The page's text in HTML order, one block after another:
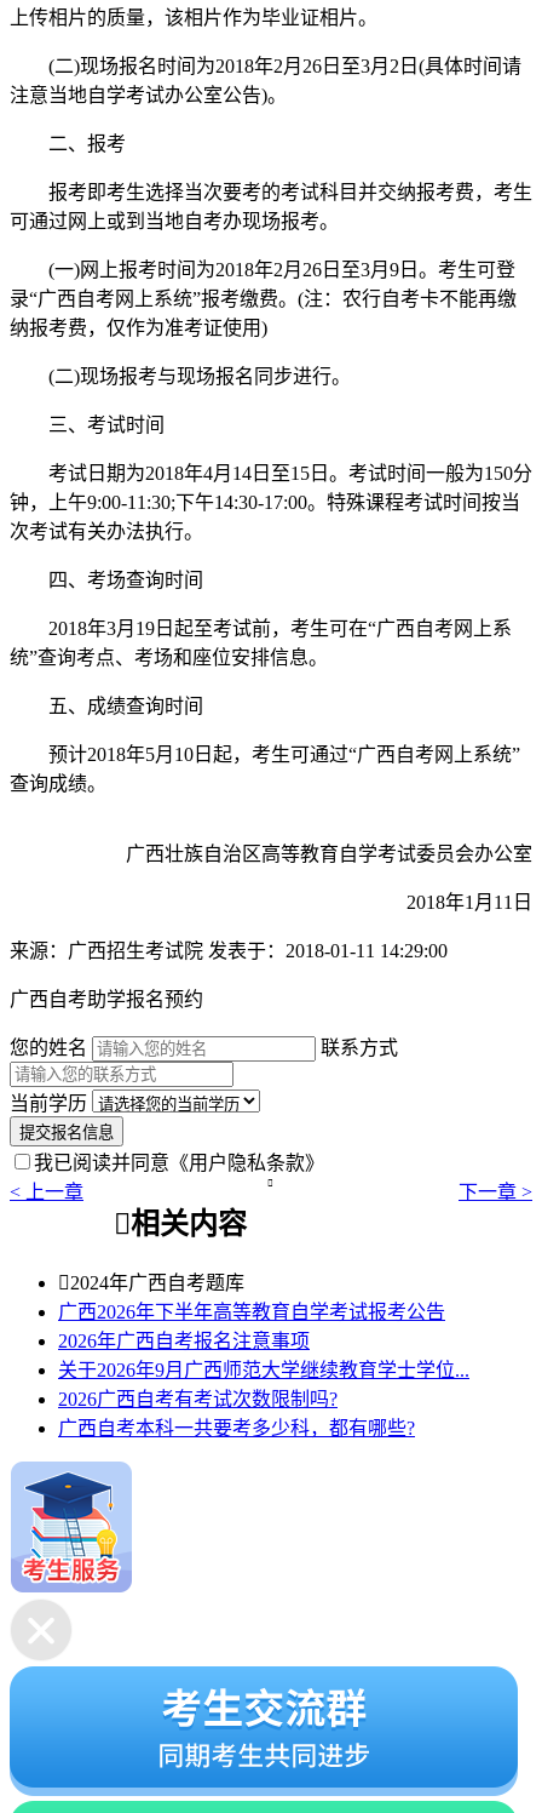
上传相片的质量，该相片作为毕业证相片。
(二)现场报名时间为2018年2月26日至3月2日(具体时间请
注意当地自学考试办公室公告)。
二、报考
报考即考生选择当次要考的考试科目并交纳报考费，考生
可通过网上或到当地自考办现场报考。
(一)网上报考时间为2018年2月26日至3月9日。考生可登
录“广西自考网上系统”报考缴费。(注：农行自考卡不能再缴
纳报考费，仅作为准考证使用)
(二)现场报考与现场报名同步进行。
三、考试时间
考试日期为2018年4月14日至15日。考试时间一般为150分
钟，上午9:00-11:30;下午14:30-17:00。特殊课程考试时间按当
次考试有关办法执行。
四、考场查询时间
2018年3月19日起至考试前，考生可在“广西自考网上系
统”查询考点、考场和座位安排信息。
五、成绩查询时间
预计2018年5月10日起，考生可通过“广西自考网上系统”
查询成绩。
广西壮族自治区高等教育自学考试委员会办公室
2018年1月11日
来源：广西招生考试院 发表于：2018-01-11 14:29:00
广西自考助学报名预约
您的姓名 联系方式
当前学历
提交报名信息
我已阅读并同意 《用户隐私条款》
< 上一章
 下一章 >
相关内容
2024年广西自考题库
广西2026年下半年高等教育自学考试报考公告
2026年广西自考报名注意事项
关于2026年9月广西师范大学继续教育学士学位...
2026广西自考有考试次数限制吗?
广西自考本科一共要考多少科，都有哪些?